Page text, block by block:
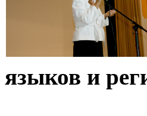
языков и